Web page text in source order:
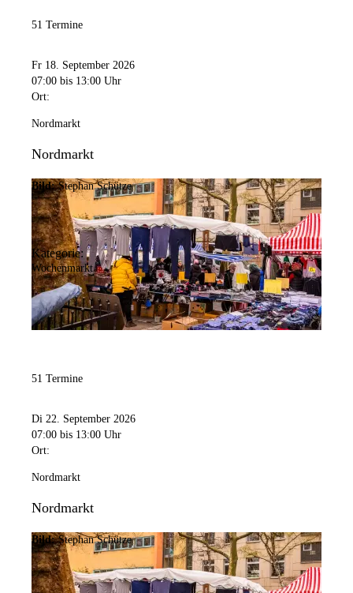
51 Termine
Fr 18. September 2026
07:00 bis 13:00 Uhr
Ort:
Nordmarkt
Nordmarkt
Bild: Stephan Schütze
Kategorie:
Wochenmarkt
51 Termine
Di 22. September 2026
07:00 bis 13:00 Uhr
Ort:
Nordmarkt
Nordmarkt
Bild: Stephan Schütze